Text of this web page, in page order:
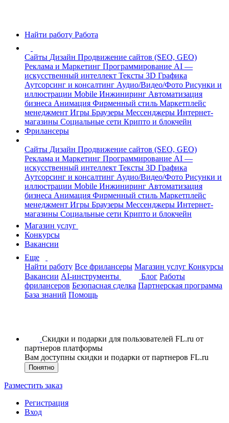
Найти работу Работа
Сайты Дизайн Продвижение сайтов (SEO, GEO)
Реклама и Маркетинг Программирование AI —
искусственный интеллект Тексты 3D Графика
Аутсорсинг и консалтинг Аудио/Видео/Фото Рисунки и
иллюстрации Mobile Инжиниринг Автоматизация
бизнеса Анимация Фирменный стиль Маркетплейс
менеджмент Игры Браузеры Мессенджеры Интернет-
магазины Социальные сети Крипто и блокчейн
Фрилансеры
Сайты Дизайн Продвижение сайтов (SEO, GEO)
Реклама и Маркетинг Программирование AI —
искусственный интеллект Тексты 3D Графика
Аутсорсинг и консалтинг Аудио/Видео/Фото Рисунки и
иллюстрации Mobile Инжиниринг Автоматизация
бизнеса Анимация Фирменный стиль Маркетплейс
менеджмент Игры Браузеры Мессенджеры Интернет-
магазины Социальные сети Крипто и блокчейн
Магазин услуг
Конкурсы
Вакансии
Еще
Найти работу Все фрилансеры Магазин услуг Конкурсы
Вакансии AI-инструменты Блог Работы
фрилансеров Безопасная сделка Партнерская программа
База знаний Помощь
Скидки и подарки для пользователей FL.ru от
партнеров платформы
Вам доступны скидки и подарки от партнеров FL.ru
Понятно
Разместить заказ
Регистрация
Вход